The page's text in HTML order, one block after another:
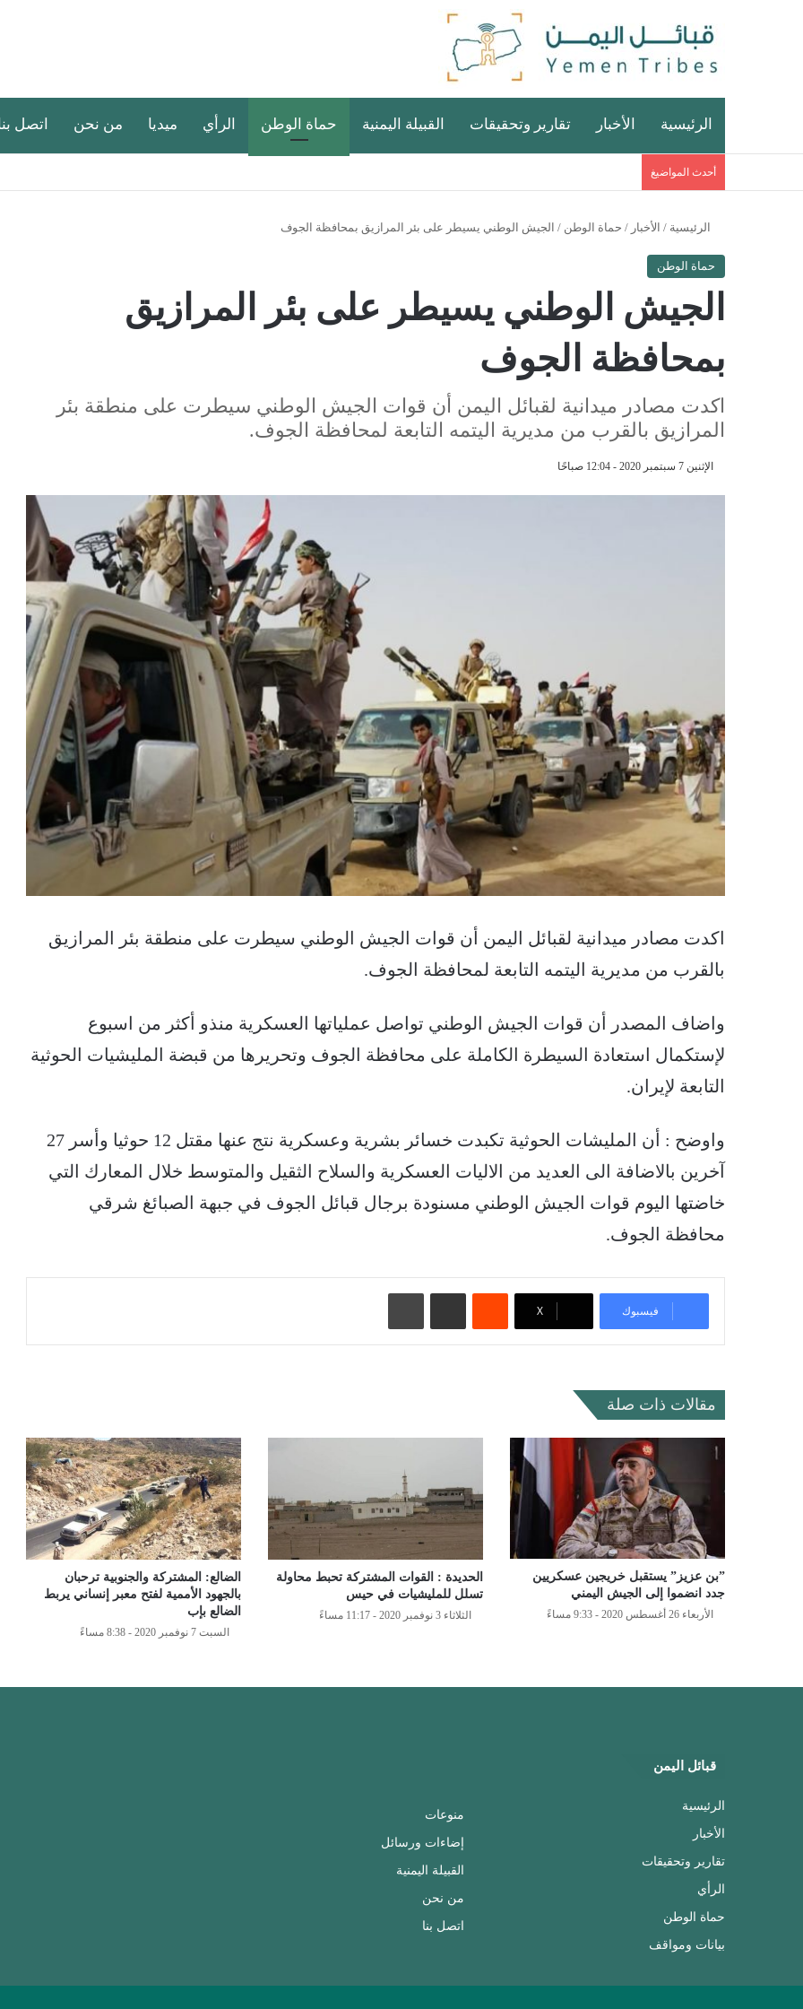
الرئيسية الأخبار تقارير وتحقيقات القبيلة اليمنية حماة الوطن الرأي ميديا من نحن اتصل
أحدث المواضيغ
الرئيسية / الأخبار / حماة الوطن / الجيش الوطني يسيطر على بئر المرازيق بمحافظة الجوف
حماة الوطن
الجيش الوطني يسيطر على بئر المرازيق
بمحافظة الجوف
اكدت مصادر ميدانية لقبائل اليمن أن قوات الجيش الوطني سيطرت على منطقة بئر
المرازيق بالقرب من مديرية اليتمه التابعة لمحافظة الجوف.
الإثنين 7 سبتمبر 2020 - 12:04 صباحًا
اكدت مصادر ميدانية لقبائل اليمن أن قوات الجيش الوطني سيطرت على منطقة بئر المرازيق
بالقرب من مديرية اليتمه التابعة لمحافظة الجوف.
واضاف المصدر أن قوات الجيش الوطني تواصل عملياتها العسكرية منذو أكثر من اسبوع
لإستكمال استعادة السيطرة الكاملة على محافظة الجوف وتحريرها من قبضة المليشيات الحوثية
التابعة لإيران.
واوضح : أن المليشات الحوثية تكبدت خسائر بشرية وعسكرية نتج عنها مقتل 12 حوثيا وأسر 27
آخرين بالاضافة الى العديد من الاليات العسكرية والسلاح الثقيل والمتوسط خلال المعارك التي
خاضتها اليوم قوات الجيش الوطني مسنودة برجال قبائل الجوف في جبهة الصبائغ شرقي
محافظة الجوف.
فيسبوك ‫X
مقالات ذات صلة
”بن عزيز” يستقبل خريجين عسكريين
جدد انضموا إلى الجيش اليمني
الأربعاء 26 أغسطس 2020 - 9:33 مساءً
الحديدة : القوات المشتركة تحبط محاولة
تسلل للمليشيات في حيس
الثلاثاء 3 نوفمبر 2020 - 11:17 مساءً
الضالع: المشتركة والجنوبية ترحبان
بالجهود الأممية لفتح معبر إنساني يربط
الضالع بإب
السبت 7 نوفمبر 2020 - 8:38 مساءً
قبائل اليمن
الرئيسية
الأخبار
تقارير وتحقيقات
الرأي
حماة الوطن
بيانات ومواقف
منوعات
إضاءات ورسائل
القبيلة اليمنية
من نحن
اتصل بنا